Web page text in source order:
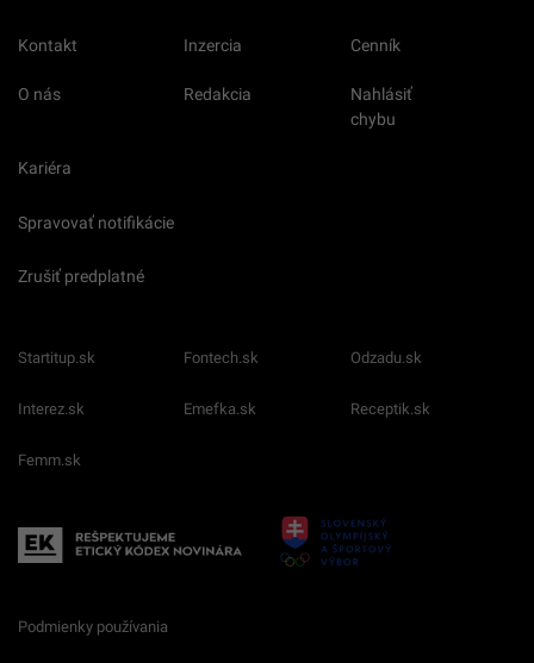
Kontakt Inzercia Cenník
O nás Redakcia
Nahlásiť
chybu
Kariéra
Spravovať notifikácie
Zrušiť predplatné
Startitup.sk Fontech.sk Odzadu.sk
Interez.sk Emefka.sk Receptik.sk
Femm.sk
Podmienky používania